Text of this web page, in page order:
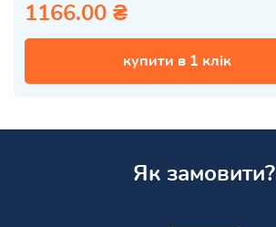
1166.00 ₴
купити в 1 клік
Як замовити?